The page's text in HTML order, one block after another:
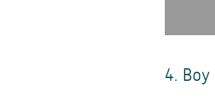
4. Boy